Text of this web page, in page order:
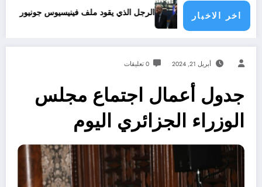
اخر الاخبار
الدول الأطراف الرجل الذي يقود ملف فينيسيوس جونيور
أبريل 21, 2024 0 تعليقات
جدول أعمال اجتماع مجلس
الوزراء الجزائري اليوم